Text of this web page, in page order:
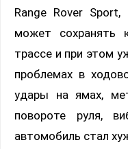
Range Rover
может сохранять
трассе и при этом
проблемах в
удары на ямах,
повороте руля,
автомобиль стал